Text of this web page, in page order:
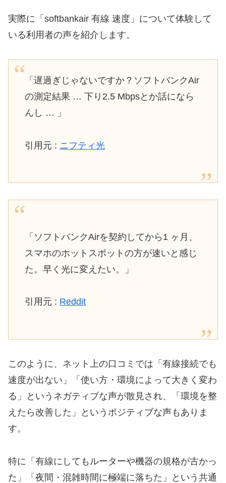
実際に「softbankair 有線 速度」について体験して
いる利用者の声を紹介します。
「遅過ぎじゃないですか？ソフトバンクAir
の測定結果 … 下り2.5 Mbpsとか話になら
んし … 」
引用元 : ニフティ光
「ソフトバンクAirを契約してから1 ヶ月、
スマホのホットスポットの方が速いと感じ
た。早く光に変えたい。」
引用元 : Reddit
このように、ネット上の口コミでは「有線接続でも
速度が出ない」「使い方・環境によって大きく変わ
る」というネガティブな声が散見され、「環境を整
えたら改善した」というポジティブな声もありま
す。
特に「有線にしてもルーターや機器の規格が古かっ
た」「夜間・混雑時間に極端に落ちた」という共通